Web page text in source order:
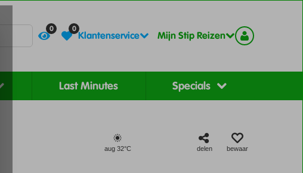
0 0
Klantenservice Mijn Stip Reizen
Last Minutes Specials
aug 32°C delen bewaar